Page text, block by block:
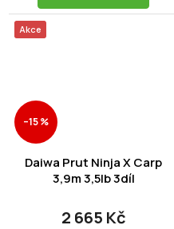
Akce
–15 %
Daiwa Prut Ninja X Carp
3,9m 3,5lb 3díl
2 665 Kč